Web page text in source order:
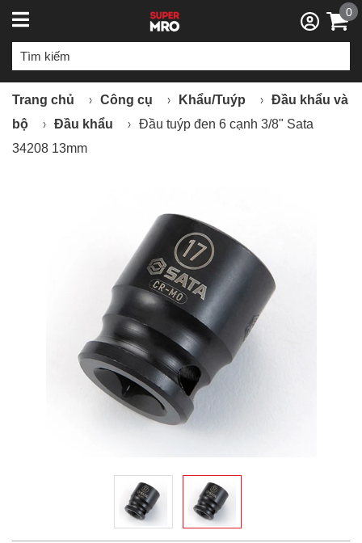
0
Trang chủ Công cụ Khẩu/Tuýp
Đầu khẩu và
bộ
Đầu khẩu
Đầu tuýp đen 6 cạnh 3/8" Sata
34208 13mm